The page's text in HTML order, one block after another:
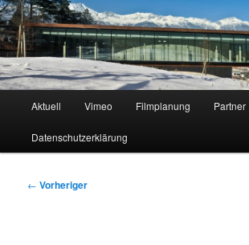
Aktuell Vimeo Filmplanung Partner
Datenschutzerklärung
Beitragsnavigation
← Vorheriger